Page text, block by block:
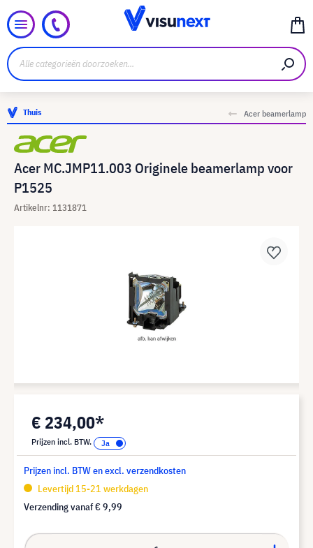
Thuis Acer beamerlamp
Acer MC.JMP11.003 Originele beamerlamp voor
P1525
Artikelnr: 1131871
€ 234,00*
Prijzen incl. BTW.
Prijzen incl. BTW en excl. verzendkosten
Levertijd 15-21 werkdagen
Verzending vanaf€ 9,99